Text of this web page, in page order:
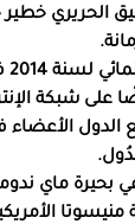
الحريري خطير
الدول